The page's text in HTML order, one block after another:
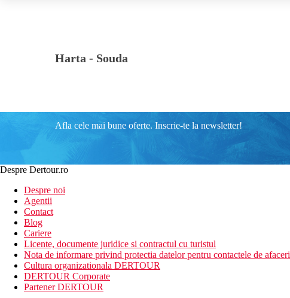
Harta - Souda
Afla cele mai bune oferte. Inscrie-te la newsletter!
Despre Dertour.ro
Despre noi
Agentii
Contact
Blog
Cariere
Licente, documente juridice si contractul cu turistul
Nota de informare privind protectia datelor pentru contactele de afaceri
Cultura organizationala DERTOUR
DERTOUR Corporate
Partener DERTOUR